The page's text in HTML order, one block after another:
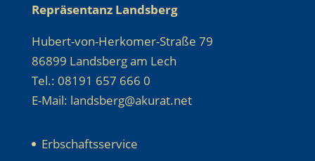
Repräsentanz Landsberg
Hubert-von-Herkomer-Straße 79
86899 Landsberg am Lech
Tel.: 08191 657 666 0
E-Mail: landsberg@akurat.net
Erbschaftsservice